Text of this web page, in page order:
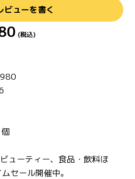
ビューを書く
(税込)
ューティー、食品・飲料ほ
セール開催中。